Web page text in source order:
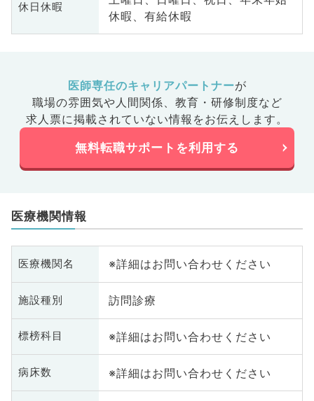
休日休暇
休暇、有給休暇
医師専任のキャリアパートナーが
職場の雰囲気や人間関係、 教育・研修制度など
求人票に掲載されていない情報をお伝えします。
無料転職サポートを利用する
医療機関情報
医療機関名 ※詳細はお問い合わせください
施設種別 訪問診療
標榜科目 ※詳細はお問い合わせください
病床数 ※詳細はお問い合わせください